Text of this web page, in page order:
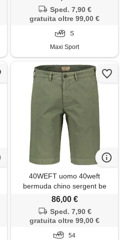
Sped. 7,90 €
gratuita oltre 99,00 €
S
Maxi Sport
40WEFT uomo 40weft
bermuda chino sergent be
86,00 €
Sped. 7,90 €
gratuita oltre 99,00 €
54